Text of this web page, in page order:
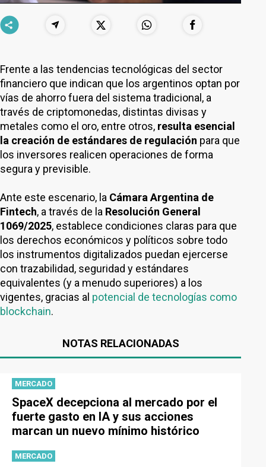
Frente a las tendencias tecnológicas del sector
financiero que indican que los argentinos optan por
vías de ahorro fuera del sistema tradicional, a
través de criptomonedas, distintas divisas y
metales como el oro, entre otros, resulta esencial
la creación de estándares de regulación para que
los inversores realicen operaciones de forma
segura y previsible.
Ante este escenario, la Cámara Argentina de
Fintech, a través de la Resolución General
1069/2025, establece condiciones claras para que
los derechos económicos y políticos sobre todo
los instrumentos digitalizados puedan ejercerse
con trazabilidad, seguridad y estándares
equivalentes (y a menudo superiores) a los
vigentes, gracias al potencial de tecnologías como
blockchain.
NOTAS RELACIONADAS
MERCADO
SpaceX decepciona al mercado por el
fuerte gasto en IA y sus acciones
marcan un nuevo mínimo histórico
MERCADO